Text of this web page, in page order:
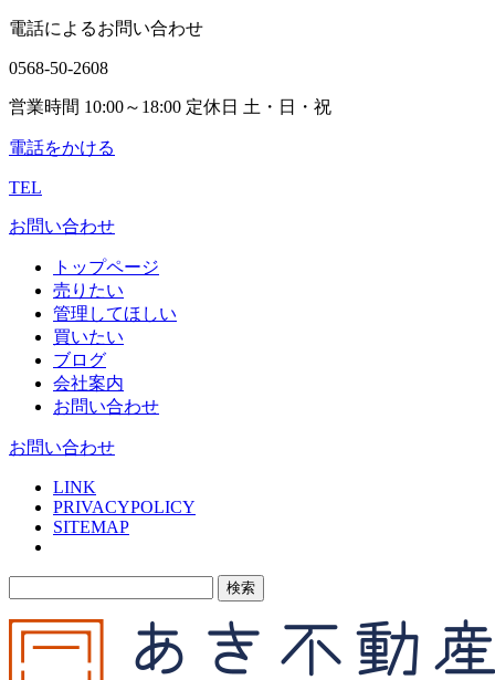
電話によるお問い合わせ
0568-50-2608
営業時間 10:00～18:00 定休日 土・日・祝
電話をかける
TEL
お問い合わせ
トップページ
売りたい
管理してほしい
買いたい
ブログ
会社案内
お問い合わせ
お問い合わせ
LINK
PRIVACYPOLICY
SITEMAP